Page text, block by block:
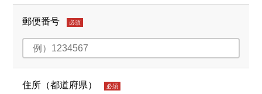
郵便番号 必須
住所（都道府県） 必須